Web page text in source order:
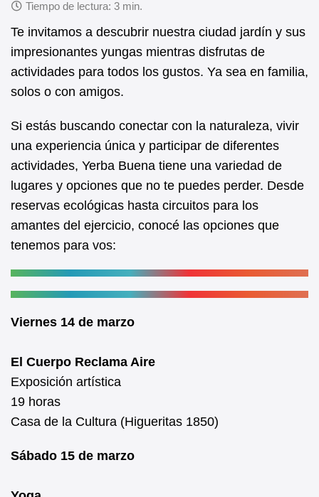
a
c
e
b
o
o
k
h
a
t
s
A
p
p
Te invitamos a descubrir nuestra ciudad jardín y sus
impresionantes yungas mientras disfrutas de
actividades para todos los gustos. Ya sea en familia,
solos o con amigos.
Si estás buscando conectar con la naturaleza, vivir
una experiencia única y participar de diferentes
actividades, Yerba Buena tiene una variedad de
lugares y opciones que no te puedes perder. Desde
reservas ecológicas hasta circuitos para los
amantes del ejercicio, conocé las opciones que
tenemos para vos:
Viernes 14 de marzo
El Cuerpo Reclama Aire
Exposición artística
19 horas
Casa de la Cultura (Higueritas 1850)
Sábado 15 de marzo